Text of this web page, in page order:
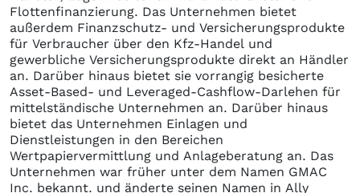
Flottenfinanzierung. Das Unternehmen bietet
außerdem Finanzschutz- und Versicherungsprodukte
für Verbraucher über den Kfz-Handel und
gewerbliche Versicherungsprodukte direkt an Händler
an. Darüber hinaus bietet sie vorrangig besicherte
Asset-Based- und Leveraged-Cashflow-Darlehen für
mittelständische Unternehmen an. Darüber hinaus
bietet das Unternehmen Einlagen und
Dienstleistungen in den Bereichen
Wertpapiervermittlung und Anlageberatung an. Das
Unternehmen war früher unter dem Namen GMAC
Inc. bekannt. und änderte seinen Namen in Ally